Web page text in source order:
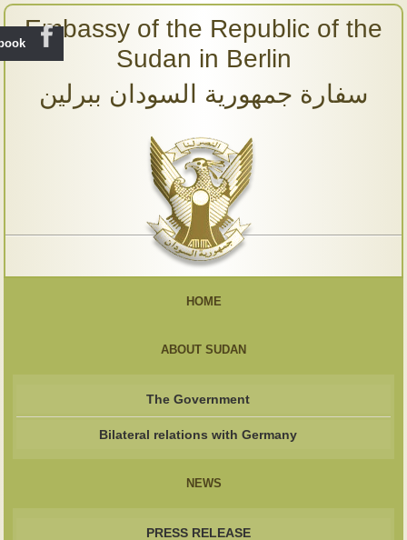
Embassy of the Republic of the
Sudan in Berlin
سفارة جمهورية السودان ببرلين
HOME
ABOUT SUDAN
The Government
Bilateral relations with Germany
NEWS
PRESS RELEASE